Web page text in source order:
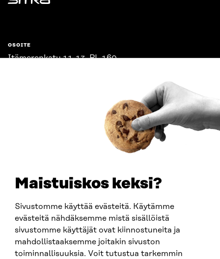
Maistuiskos keksi?
Sivustomme käyttää evästeitä. Käytämme
evästeitä nähdäksemme mistä sisällöistä
sivustomme käyttäjät ovat kiinnostuneita ja
mahdollistaaksemme joitakin sivuston
toiminnallisuuksia. Voit tutustua tarkemmin
Sitra
OSOITE
Itämerenkatu 11-13, PL 160,
SITRA SOSIAALISESSA MEDIASSA
LinkedIn
Instagram